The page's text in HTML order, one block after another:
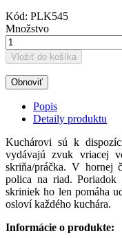
Kód: PLK545
Množstvo
Vložiť do košíka
Popis
Detaily produktu
Kuchárovi sú k
vydávajú zvuk vriacej
skriňa/práčka. V hornej
polica na riad.
skriniek ho len pomáha
osloví každého kuchára.
Informácie o produkte: